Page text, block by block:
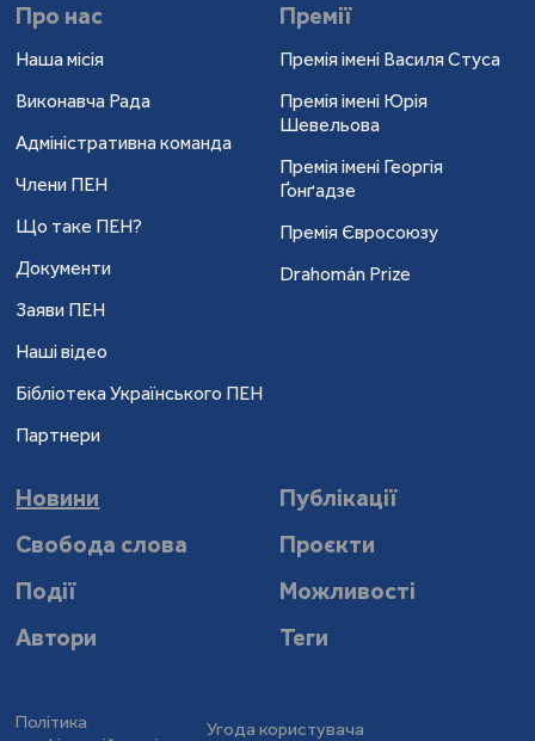
Про нас
Наша місія
Виконавча Рада
Адміністративна команда
Члени ПЕН
Що таке ПЕН?
Документи
Заяви ПЕН
Наші відео
Бібліотека Українського ПЕН
Партнери
Премії
Премія імені Василя Стуса
Премія імені Юрія
Шевельова
Премія імені Георгія
Ґонґадзе
Премія Євросоюзу
Drahomán Prize
Новини
Публікації
Свобода слова
Проєкти
Події
Можливості
Автори
Теги
Політика
Угода користувача